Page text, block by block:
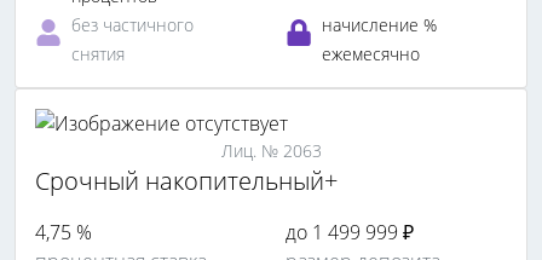
без частичного
снятия
начисление %
ежемесячно
Лиц. № 2063
Срочный накопительный+
4,75 %
до 1 499 999 ₽